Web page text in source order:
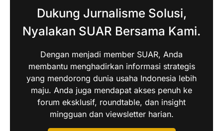
Dukung Jurnalisme Solusi,
Nyalakan SUAR Bersama Kami.
Dengan menjadi member SUAR, Anda
membantu menghadirkan informasi strategis
yang mendorong dunia usaha Indonesia lebih
maju. Anda juga mendapat akses penuh ke
forum eksklusif, roundtable, dan insight
mingguan dan viewsletter harian.